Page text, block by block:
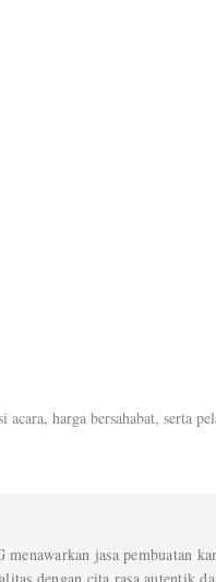
harga bersahabat, serta
menawarkan jasa pembuatan
dengan cita rasa autentik